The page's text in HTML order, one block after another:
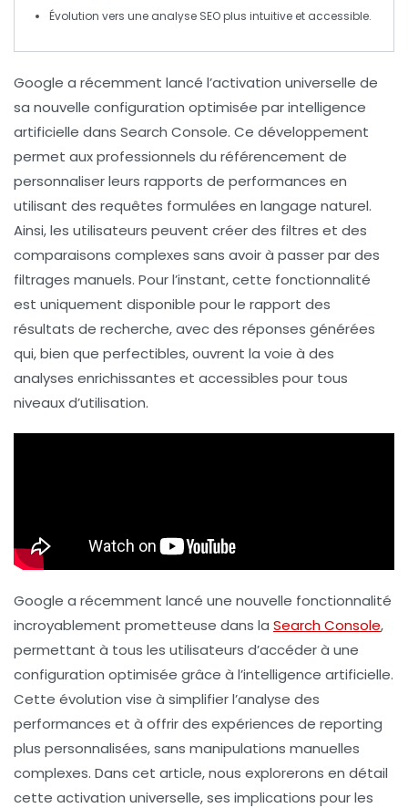
Évolution vers une analyse SEO plus intuitive et accessible.
Google a récemment lancé l’activation universelle de
sa nouvelle configuration optimisée parintelligence
artificielle dans Search Console. Ce développement
permet aux professionnels du référencement de
personnaliser leurs rapports de performances en
utilisant des requêtes formulées en langage naturel.
Ainsi, les utilisateurs peuvent créer des filtres et des
comparaisons complexes sans avoir à passer par des
filtrages manuels. Pour l’instant, cette fonctionnalité
est uniquement disponible pour le rapport des
résultats de recherche, avec des réponses générées
qui, bien que perfectibles, ouvrent la voie à des
analyses enrichissantes et accessibles pour tous
niveaux d’utilisation.
Google a récemment lancé une nouvelle fonctionnalité
incroyablement prometteuse dans la Search Console,
permettant à tous les utilisateurs d’accéder à une
configuration optimisée grâce à l’intelligence artificielle.
Cette évolution vise à simplifier l’analyse des
performances et à offrir des expériences de reporting
plus personnalisées, sans manipulations manuelles
complexes. Dans cet article, nous explorerons en détail
cette activation universelle, ses implications pour les